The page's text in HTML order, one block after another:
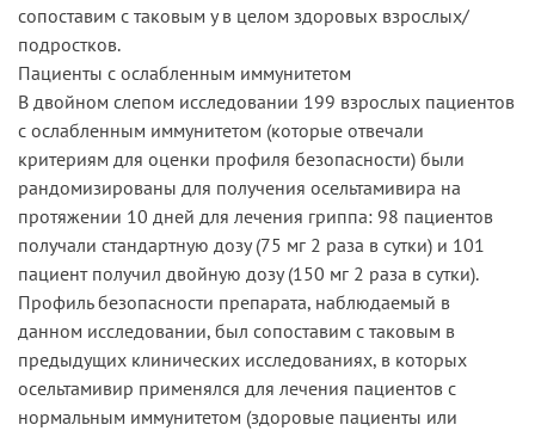
сопоставим с таковым у в целом здоровых взрослых/
подростков.
Пациенты с ослабленным иммунитетом
В двойном слепом исследовании 199 взрослых пациентов
с ослабленным иммунитетом (которые отвечали
критериям для оценки профиля безопасности) были
рандомизированы для получения осельтамивира на
протяжении 10 дней для лечения гриппа: 98 пациентов
получали стандартную дозу (75 мг 2 раза в сутки) и 101
пациент получил двойную дозу (150 мг 2 раза в сутки).
Профиль безопасности препарата, наблюдаемый в
данном исследовании, был сопоставим с таковым в
предыдущих клинических исследованиях, в которых
осельтамивир применялся для лечения пациентов с
нормальным иммунитетом (здоровые пациенты или